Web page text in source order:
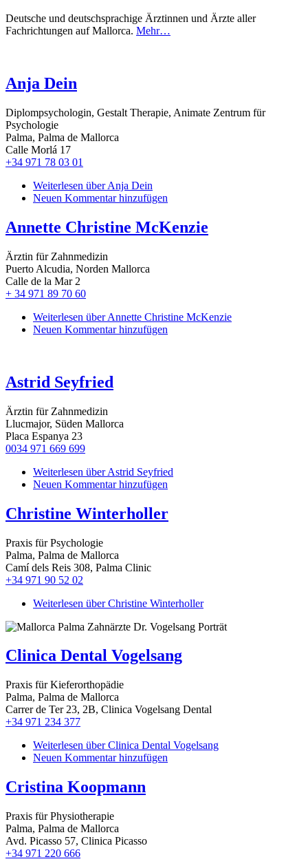
Deutsche und deutschsprachige Ärztinnen und Ärzte aller
Fachrichtungen auf Mallorca. Mehr…
Anja Dein
Diplompsychologin, Gestalt Therapie, Animate Zentrum für
Psychologie
Palma, Palma de Mallorca
Calle Morlá 17
+34 971 78 03 01
Weiterlesen über Anja Dein
Neuen Kommentar hinzufügen
Annette Christine McKenzie
Ärztin für Zahnmedizin
Puerto Alcudia, Norden Mallorca
Calle de la Mar 2
+ 34 971 89 70 60
Weiterlesen über Annette Christine McKenzie
Neuen Kommentar hinzufügen
Astrid Seyfried
Ärztin für Zahnmedizin
Llucmajor, Süden Mallorca
Placa Espanya 23
0034 971 669 699
Weiterlesen über Astrid Seyfried
Neuen Kommentar hinzufügen
Christine Winterholler
Praxis für Psychologie
Palma, Palma de Mallorca
Camí dels Reis 308, Palma Clinic
+34 971 90 52 02
Weiterlesen über Christine Winterholler
Clinica Dental Vogelsang
Praxis für Kieferorthopädie
Palma, Palma de Mallorca
Carrer de Ter 23, 2B, Clinica Vogelsang Dental
+34 971 234 377
Weiterlesen über Clinica Dental Vogelsang
Neuen Kommentar hinzufügen
Cristina Koopmann
Praxis für Physiotherapie
Palma, Palma de Mallorca
Avd. Picasso 57, Clinica Picasso
+34 971 220 666